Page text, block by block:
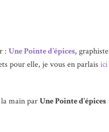
: Une Pointe d’épices, graphiste
pour elle, je vous en parlais ici
main parUne Pointe d’épices